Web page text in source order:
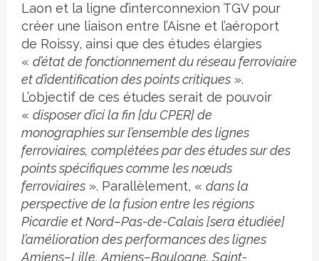
Laon et la ligne d’interconnexion TGV pour
créer une liaison entre l’Aisne et l’aéroport
de Roissy, ainsi que des études élargies
« d’état de fonctionnement du réseau ferroviaire
et d’identification des points critiques ».
L’objectif de ces études serait de pouvoir
« disposer d’ici la fin [du CPER] de
monographies sur l’ensemble des lignes
ferroviaires, complétées par des études sur des
points spécifiques comme les nœuds
ferroviaires ». Parallèlement, « dans la
perspective de la fusion entre les régions
Picardie et Nord–Pas-de-Calais [sera étudiée]
l’amélioration des performances des lignes
Amiens–Lille, Amiens–Boulogne, Saint-